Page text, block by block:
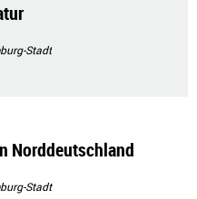
Stadt
Norddeutschland
Stadt